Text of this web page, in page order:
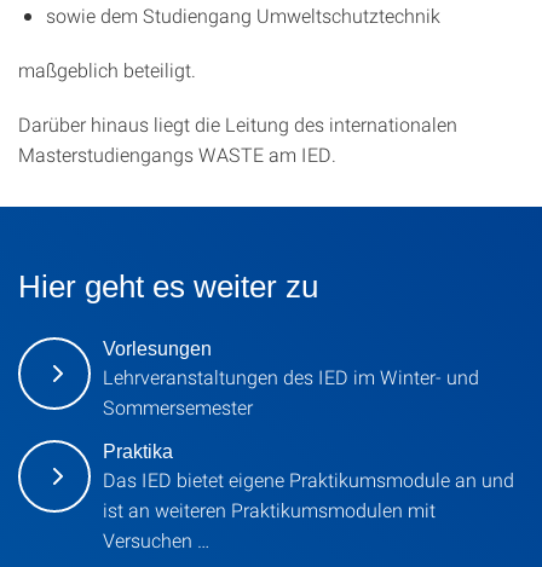
sowie dem Studiengang Umweltschutztechnik
maßgeblich beteiligt.
Darüber hinaus liegt die Leitung des internationalen
Masterstudiengangs WASTE am IED.
Hier geht es weiter zu
Vorlesungen
Lehrveranstaltungen des IED im Winter- und
Sommersemester
Praktika
Das IED bietet eigene Praktikumsmodule an und
ist an weiteren Praktikumsmodulen mit
Versuchen …